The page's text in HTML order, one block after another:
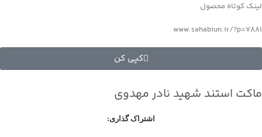
لینک کوتاه محصول
www.sahabiun.ir/?p=7881
کپی کن
ماکت استند شهيد نادر مهدوی
اشتراک گذاری: